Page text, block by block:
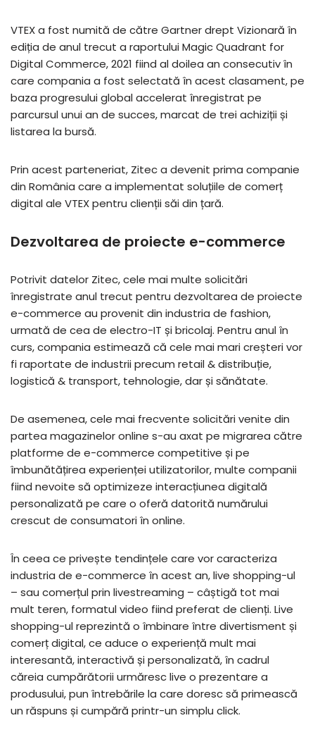
VTEX a fost numită de către Gartner drept Vizionară în
ediția de anul trecut a raportului Magic Quadrant for
Digital Commerce, 2021 fiind al doilea an consecutiv în
care compania a fost selectată în acest clasament, pe
baza progresului global accelerat înregistrat pe
parcursul unui an de succes, marcat de trei achiziții și
listarea la bursă.
Prin acest parteneriat, Zitec a devenit prima companie
din România care a implementat soluțiile de comerț
digital ale VTEX pentru clienții săi din țară.
Dezvoltarea de proiecte e-commerce
Potrivit datelor Zitec, cele mai multe solicitări
înregistrate anul trecut pentru dezvoltarea de proiecte
e-commerce au provenit din industria de fashion,
urmată de cea de electro-IT și bricolaj. Pentru anul în
curs, compania estimează că cele mai mari creșteri vor
fi raportate de industrii precum retail & distribuție,
logistică & transport, tehnologie, dar și sănătate.
De asemenea, cele mai frecvente solicitări venite din
partea magazinelor online s-au axat pe migrarea către
platforme de e-commerce competitive și pe
îmbunătățirea experienței utilizatorilor, multe companii
fiind nevoite să optimizeze interacțiunea digitală
personalizată pe care o oferă datorită numărului
crescut de consumatori în online.
În ceea ce privește tendințele care vor caracteriza
industria de e-commerce în acest an, live shopping-ul
– sau comerțul prin livestreaming – câștigă tot mai
mult teren, formatul video fiind preferat de clienți. Live
shopping-ul reprezintă o îmbinare între divertisment și
comerț digital, ce aduce o experiență mult mai
interesantă, interactivă și personalizată, în cadrul
căreia cumpărătorii urmăresc live o prezentare a
produsului, pun întrebările la care doresc să primească
un răspuns și cumpără printr-un simplu click.